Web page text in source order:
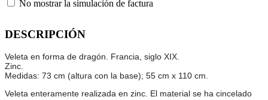
No mostrar la simulación de factura
DESCRIPCIÓN
Veleta en forma de dragón. Francia, siglo XIX.
Zinc.
Medidas: 73 cm (altura con la base); 55 cm x 110 cm.
Veleta enteramente realizada en zinc. El material se ha cincelado